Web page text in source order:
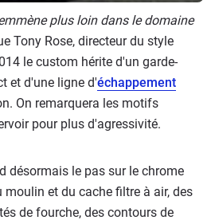
plus loin dans le domaine
Tony Rose, directeur du style
le custom hérite d'un garde-
et d'une ligne d'échappement
On remarquera les motifs
pour plus d'agressivité.
désormais le pas sur le chrome
et du cache filtre à air, des
de fourche, des contours de